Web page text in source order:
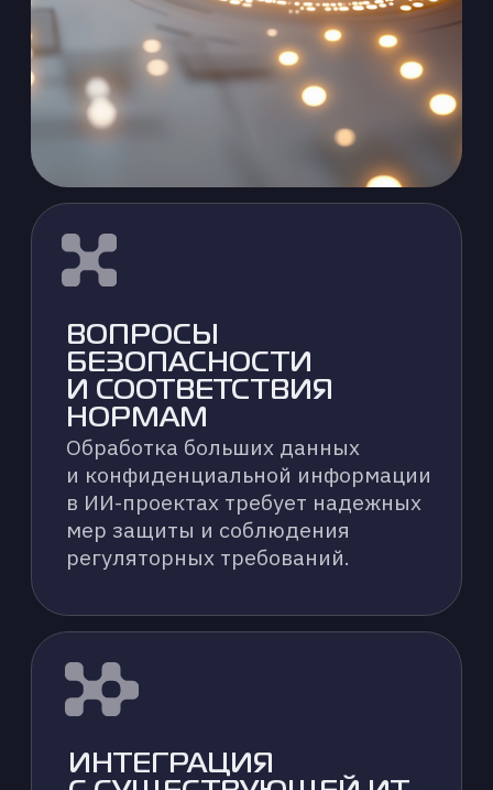
Консультации по выбору и поставка
специализированного
системы хранения данных, сетевое
вашим требованиям
к производительности и бюджету.
ПОДБОР И ПОСТАВКА
ОБОРУДОВАНИЯ
Разработка масштабируемой
и отказоустойчивой архитектуры,
в области ИИ и HPC. Мы учитываем
как текущие потребности, так
и планы развития.
АРХИТЕКТУРЫ
Мы предлагаем полный спектр услуг
по проектированию и разработке
инфраструктуры, которая обеспечит
надежную основу для ваших ИИ-
проектов: